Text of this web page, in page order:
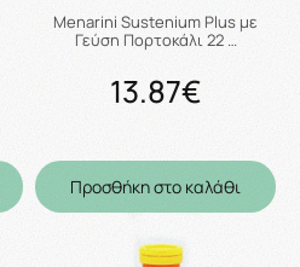
Menarini Sustenium Plus με
Γεύση Πορτοκάλι 22 …
13.87€
Προσθήκη στο καλάθι